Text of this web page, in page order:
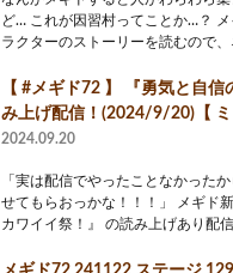
ど… これが因習村ってことか…？
ラクターのストーリーを読むので
【 #メギド72 】 『勇気と自
み上げ配信！(2024/9/20)【 ミ
2024.09.20
「実は配信でやったことなかった
せてもらおっかな！！！」 メギド
カワイイ祭！』 の読み上げあり配信